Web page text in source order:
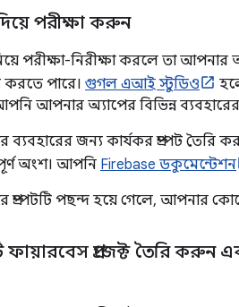
দিয়ে পরীক্ষা করুন
পরীক্ষা-নিরীক্ষা করলে তা
করতে পারে। গুগল এআই স্টুডিও
আপনার অ্যাপের বিভিন্ন ব্যবহারের
জন্য কার্যকর প্রম্পট তৈরি
অংশ। আপনি Firebase ডকুমেন্টেশন
প্রম্পটটি পছন্দ হয়ে গেলে, আপনার
ফায়ারবেস প্রজেক্ট তৈরি